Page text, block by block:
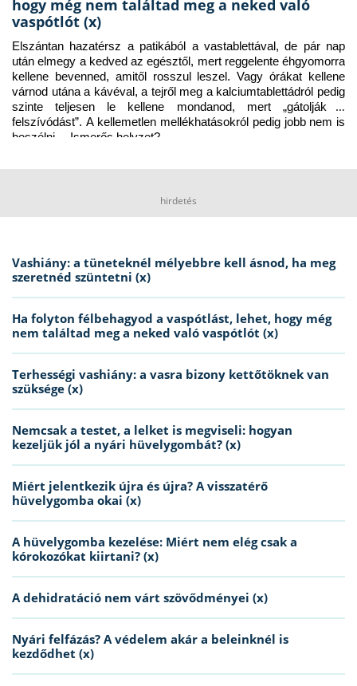
hogy még nem találtad meg a neked való
vaspótlót (x)
Elszántan hazatérsz a patikából a vastablettával, de pár nap
után elmegy a kedved az egésztől, mert reggelente éhgyomorra
kellene bevenned, amitől rosszul leszel. Vagy órákat kellene
várnod utána a kávéval, a tejről meg a kalciumtablettádról pedig
szinte teljesen le kellene mondanod, mert „gátolják a
felszívódást”. A kellemetlen mellékhatásokról pedig jobb nem is
beszélni… Ismerős helyzet?
hirdetés
Vashiány: a tüneteknél mélyebbre kell ásnod, ha meg
szeretnéd szüntetni (x)
Ha folyton félbehagyod a vaspótlást, lehet, hogy még
nem találtad meg a neked való vaspótlót (x)
Terhességi vashiány: a vasra bizony kettőtöknek van
szüksége (x)
Nemcsak a testet, a lelket is megviseli: hogyan
kezeljük jól a nyári hüvelygombát? (x)
Miért jelentkezik újra és újra? A visszatérő
hüvelygomba okai (x)
A hüvelygomba kezelése: Miért nem elég csak a
kórokozókat kiirtani? (x)
A dehidratáció nem várt szövődményei (x)
Nyári felfázás? A védelem akár a beleinknél is
kezdődhet (x)